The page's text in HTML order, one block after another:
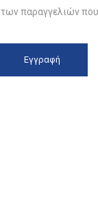
παραγγελιών που